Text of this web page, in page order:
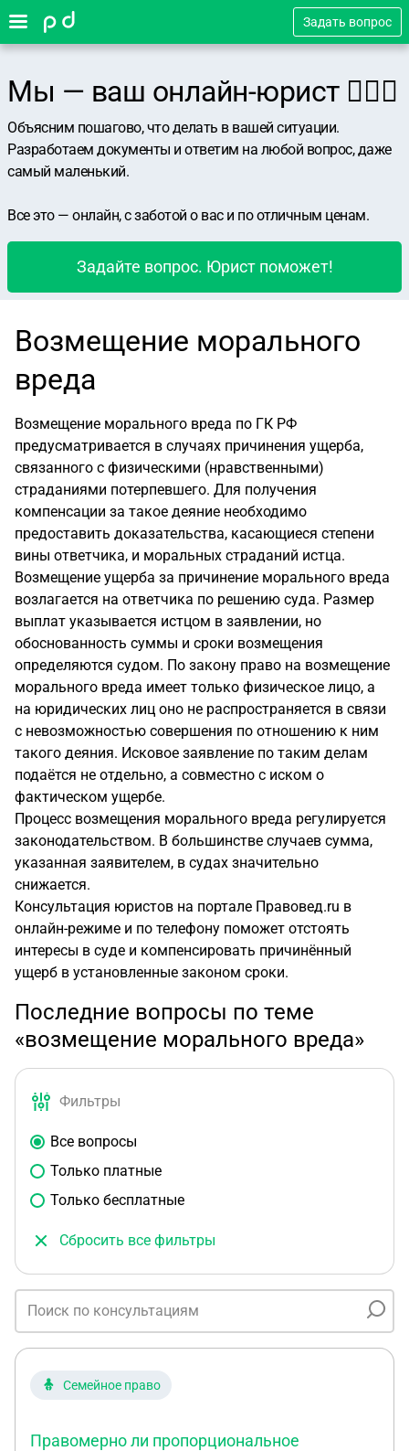
Задать вопрос
Мы — ваш онлайн-юрист 👨🏻‍⚖️
Объясним пошагово, что делать в вашей ситуации.
Разработаем документы и ответим на любой вопрос, даже
самый маленький.
Все это — онлайн, с заботой о вас и по отличным ценам.
Задайте вопрос. Юрист поможет!
Возмещение морального
вреда
Возмещение морального вреда по ГК РФ
предусматривается в случаях причинения ущерба,
связанного с физическими (нравственными)
страданиями потерпевшего. Для получения
компенсации за такое деяние необходимо
предоставить доказательства, касающиеся степени
вины ответчика, и моральных страданий истца.
Возмещение ущерба за причинение морального вреда
возлагается на ответчика по решению суда. Размер
выплат указывается истцом в заявлении, но
обоснованность суммы и сроки возмещения
определяются судом. По закону право на возмещение
морального вреда имеет только физическое лицо, а
на юридических лиц оно не распространяется в связи
с невозможностью совершения по отношению к ним
такого деяния. Исковое заявление по таким делам
подаётся не отдельно, а совместно с иском о
фактическом ущербе.
Процесс возмещения морального вреда регулируется
законодательством. В большинстве случаев сумма,
указанная заявителем, в судах значительно
снижается.
Консультация юристов на портале Правовед.ru в
онлайн-режиме и по телефону поможет отстоять
интересы в суде и компенсировать причинённый
ущерб в установленные законом сроки.
Последние вопросы по теме
«возмещение морального вреда»
Фильтры
Все вопросы
Только платные
Только бесплатные
Сбросить все фильтры
Семейное право
Правомерно ли пропорциональное